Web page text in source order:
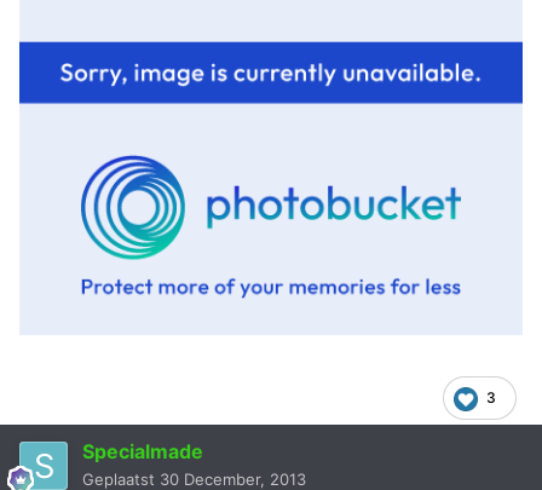
3
Specialmade
Geplaatst 30 December, 2013